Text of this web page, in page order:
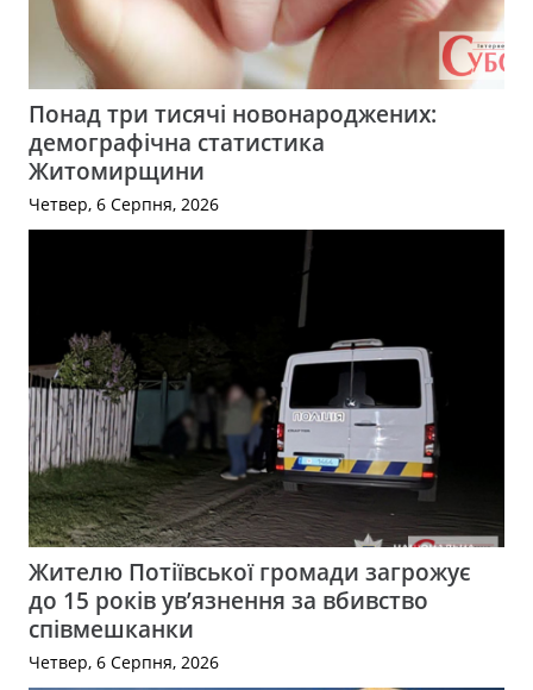
Понад три тисячі новонароджених:
демографічна статистика
Житомирщини
Четвер, 6 Серпня, 2026
Жителю Потіївської громади загрожує
до 15 років ув’язнення за вбивство
співмешканки
Четвер, 6 Серпня, 2026